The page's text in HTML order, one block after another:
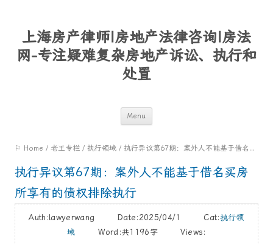
上海房产律师|房地产法律咨询|房法
网-专注疑难复杂房地产诉讼、执行和
处置
Menu
content
⚐ Home / 老王专栏 / 执行领域 / 执行异议第67期：案外人不能基于借名买房所享有的债权排除执行
执行异议第67期：案外人不能基于借名买房
所享有的债权排除执行
Auth:lawyerwang Date:2025/04/1 Cat:执行领
域 Word:共1196字 Views: